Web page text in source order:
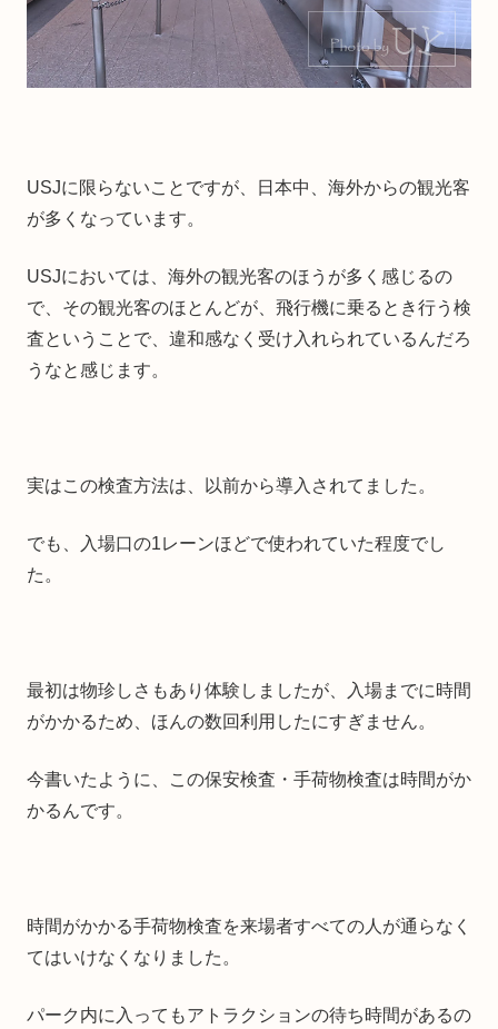
USJに限らないことですが、日本中、海外からの観光客
が多くなっています。
USJにおいては、海外の観光客のほうが多く感じるの
で、その観光客のほとんどが、飛行機に乗るとき行う検
査ということで、違和感なく受け入れられているんだろ
うなと感じます。
実はこの検査方法は、以前から導入されてました。
でも、入場口の1レーンほどで使われていた程度でし
た。
最初は物珍しさもあり体験しましたが、入場までに時間
がかかるため、ほんの数回利用したにすぎません。
今書いたように、この保安検査・手荷物検査は時間がか
かるんです。
時間がかかる手荷物検査を来場者すべての人が通らなく
てはいけなくなりました。
パーク内に入ってもアトラクションの待ち時間があるの